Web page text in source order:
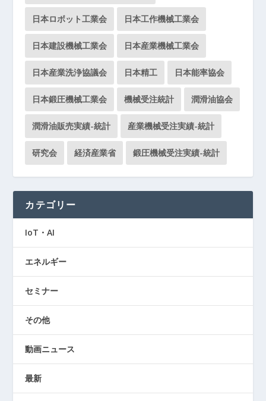
日本ロボット工業会 日本工作機械工業会
日本建設機械工業会 日本産業機械工業会
日本産業洗浄協議会 日本精工 日本能率協会
日本鍛圧機械工業会 機械受注統計 潤滑油協会
潤滑油販売実績-統計 産業機械受注実績-統計
研究会 経済産業省 鍛圧機械受注実績-統計
カテゴリー
IoT・AI
エネルギー
セミナー
その他
動画ニュース
最新